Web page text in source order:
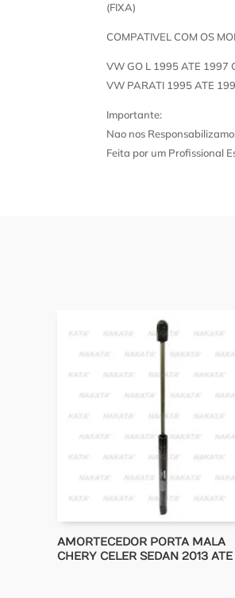
(FIXA)
COMPATIVEL COM OS
VW GO L 1995 ATE 1997
VW PARATI 1995 ATE
Importante:
Nao nos
Feita por um Profissional
AMORTECEDOR PORTA MALA
CHERY CELER SEDAN 2013